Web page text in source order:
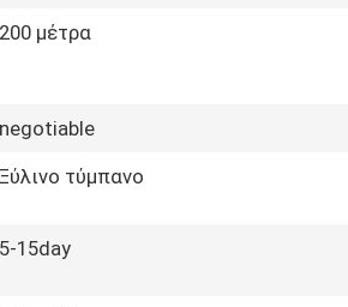
200 μέτρα
negotiable
Ξύλινο τύμπανο
5-15day